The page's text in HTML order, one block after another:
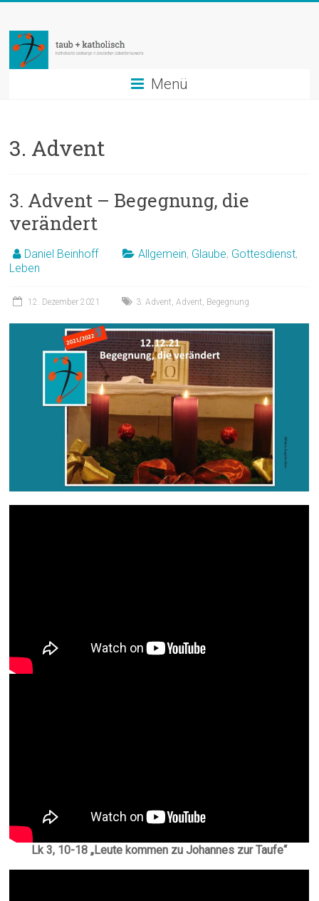
springen
taub
+
katholisch
in
Menü
3. Advent
3. Advent – Begegnung, die
verändert
Daniel Beinhoff Allgemein, Glaube, Gottesdienst,
Leben
12. Dezember 2021 3. Advent ,Advent Begegnung
Lk 3, 10-18 „Leute kommen zu Johannes zur Taufe“